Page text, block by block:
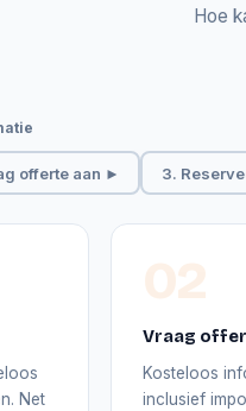
Hoe
offerte aan ► 3.
Net
02
Vraag
Kosteloos
inclusief